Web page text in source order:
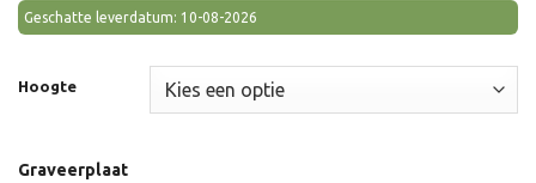
Geschatte leverdatum: 10-08-2026
Hoogte
Graveerplaat